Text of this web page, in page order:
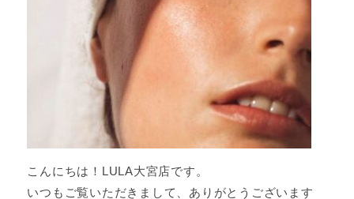
こんにちは！LULA大宮店です。
いつもご覧いただきまして、ありがとうございます